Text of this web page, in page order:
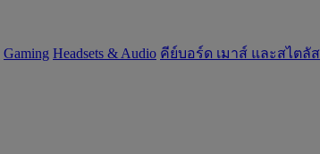
Gaming ‌Headsets & Audio คีย์บอร์ด เมาส์ และสไตลัส